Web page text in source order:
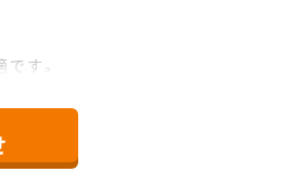
す。
組めます。